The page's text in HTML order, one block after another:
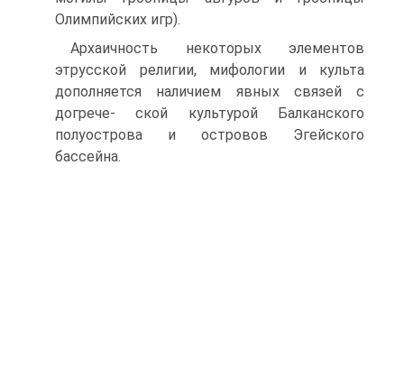
Олимпийских игр).
Архаичность некоторых элементов
этрусской религии, мифо­логии и культа
дополняется наличием явных связей с
догрече- ской культурой Балканского
полуострова и островов Эгейского
бассейна.